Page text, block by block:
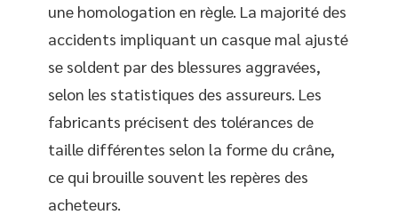
une homologation en règle. La majorité des
accidents impliquant un casque mal ajusté
se soldent par des blessures aggravées,
selon les statistiques des assureurs. Les
fabricants précisent des tolérances de
taille différentes selon la forme du crâne,
ce qui brouille souvent les repères des
acheteurs.